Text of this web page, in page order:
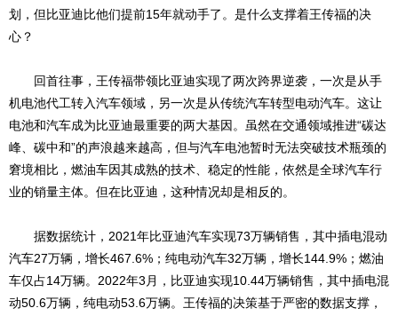
划，但比亚迪比他们提前15年就动手了。是什么支撑着王传福的决
心？
回首往事，王传福带领比亚迪实现了两次跨界逆袭，一次是从手
机电池代工转入汽车领域，另一次是从传统汽车转型电动汽车。这让
电池和汽车成为比亚迪最重要的两大基因。虽然在交通领域推进“碳达
峰、碳中和”的声浪越来越高，但与汽车电池暂时无法突破技术瓶颈的
窘境相比，燃油车因其成熟的技术、稳定的性能，依然是全球汽车行
业的销量主体。但在比亚迪，这种情况却是相反的。
据数据统计，2021年比亚迪汽车实现73万辆销售，其中插电混动
汽车27万辆，增长467.6%；纯电动汽车32万辆，增长144.9%；燃油
车仅占14万辆。2022年3月，比亚迪实现10.44万辆销售，其中插电混
动50.6万辆，纯电动53.6万辆。王传福的决策基于严密的数据支撑，